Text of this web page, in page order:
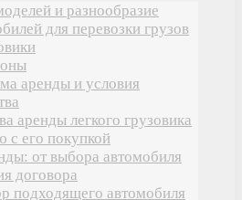
и разнообразие
для перевозки грузов
аренды и условия
аренды легкого грузовика
с его покупкой
от выбора автомобиля
договора
подходящего автомобиля